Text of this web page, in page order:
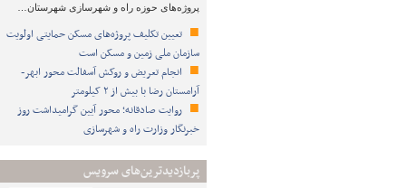
پروژه‌های حوزه راه و شهرسازی شهرستان…
تعیین تکلیف پروژه‌های مسکن حمایتی اولویت
سازمان ملی زمین و مسکن است
انجام تعریض و روکش آسفالت محور ابهر-
آرامستان رضا با بیش از ۲ کیلومتر
روایت صادقانه؛ محور آیین گرامیداشت روز
خبرنگار وزارت راه و شهرسازی
پربازدیدترین‌های سرویس